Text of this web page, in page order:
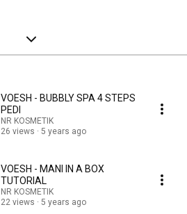
VOESH - BUBBLY SPA 4 STEPS
PEDI
NR KOSMETIK
26 views
5 years ago
VOESH - MANI IN A BOX
TUTORIAL
NR KOSMETIK
22 views
5 years ago